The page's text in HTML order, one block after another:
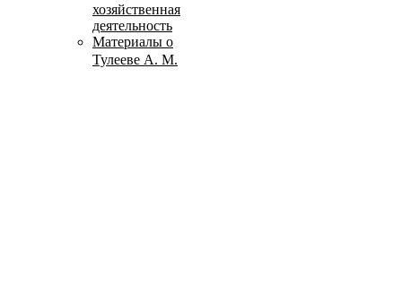
хозяйственная
деятельность
Материалы о
Тулееве А. М.